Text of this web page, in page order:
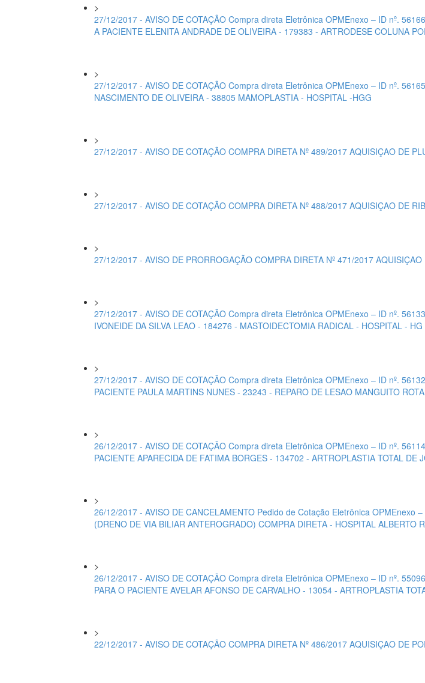
>
27/12/2017 - AVISO DE COTAÇÃO Compra direta Eletrônica OPMEnexo – ID nº.
A PACIENTE ELENITA ANDRADE DE OLIVEIRA - 179383 - ARTRODESE COLUNA
>
27/12/2017 - AVISO DE COTAÇÃO Compra direta Eletrônica OPMEnexo – ID nº.
NASCIMENTO DE OLIVEIRA - 38805 MAMOPLASTIA - HOSPITAL -HGG
>
27/12/2017 - AVISO DE COTAÇÃO COMPRA DIRETA Nº 489/2017 AQUISIÇAO DE
>
27/12/2017 - AVISO DE COTAÇÃO COMPRA DIRETA Nº 488/2017 AQUISIÇAO DE
>
27/12/2017 - AVISO DE PRORROGAÇÃO COMPRA DIRETA Nº 471/2017
>
27/12/2017 - AVISO DE COTAÇÃO Compra direta Eletrônica OPMEnexo – ID nº.
IVONEIDE DA SILVA LEAO - 184276 - MASTOIDECTOMIA RADICAL - HOSPITAL - HG
>
27/12/2017 - AVISO DE COTAÇÃO Compra direta Eletrônica OPMEnexo – ID nº.
PACIENTE PAULA MARTINS NUNES - 23243 - REPARO DE LESAO MANGUITO
>
26/12/2017 - AVISO DE COTAÇÃO Compra direta Eletrônica OPMEnexo – ID nº.
PACIENTE APARECIDA DE FATIMA BORGES - 134702 - ARTROPLASTIA TOTAL DE
>
26/12/2017 - AVISO DE CANCELAMENTO Pedido de Cotação Eletrônica OPMEnexo
(DRENO DE VIA BILIAR ANTEROGRADO) COMPRA DIRETA - HOSPITAL ALBERTO
>
26/12/2017 - AVISO DE COTAÇÃO Compra direta Eletrônica OPMEnexo – ID nº.
PARA O PACIENTE AVELAR AFONSO DE CARVALHO - 13054 - ARTROPLASTIA
>
22/12/2017 - AVISO DE COTAÇÃO COMPRA DIRETA Nº 486/2017 AQUISIÇAO DE